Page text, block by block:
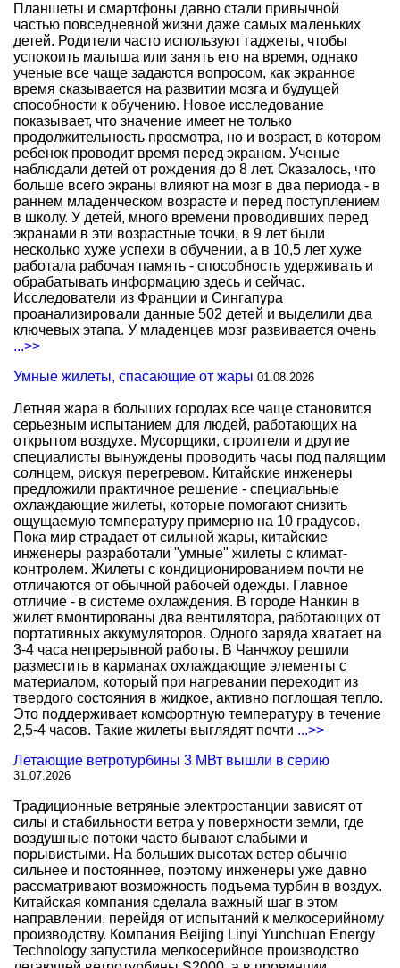
Планшеты и смартфоны давно стали привычной
частью повседневной жизни даже самых маленьких
детей. Родители часто используют гаджеты, чтобы
успокоить малыша или занять его на время, однако
ученые все чаще задаются вопросом, как экранное
время сказывается на развитии мозга и будущей
способности к обучению. Новое исследование
показывает, что значение имеет не только
продолжительность просмотра, но и возраст, в котором
ребенок проводит время перед экраном. Ученые
наблюдали детей от рождения до 8 лет. Оказалось, что
больше всего экраны влияют на мозг в два периода - в
раннем младенческом возрасте и перед поступлением
в школу. У детей, много времени проводивших перед
экранами в эти возрастные точки, в 9 лет были
несколько хуже успехи в обучении, а в 10,5 лет хуже
работала рабочая память - способность удерживать и
обрабатывать информацию здесь и сейчас.
Исследователи из Франции и Сингапура
проанализировали данные 502 детей и выделили два
ключевых этапа. У младенцев мозг развивается очень
...>>
Умные жилеты, спасающие от жары 01.08.2026
Летняя жара в больших городах все чаще становится
серьезным испытанием для людей, работающих на
открытом воздухе. Мусорщики, строители и другие
специалисты вынуждены проводить часы под палящим
солнцем, рискуя перегревом. Китайские инженеры
предложили практичное решение - специальные
охлаждающие жилеты, которые помогают снизить
ощущаемую температуру примерно на 10 градусов.
Пока мир страдает от сильной жары, китайские
инженеры разработали "умные" жилеты с климат-
контролем. Жилеты с кондиционированием почти не
отличаются от обычной рабочей одежды. Главное
отличие - в системе охлаждения. В городе Нанкин в
жилет вмонтированы два вентилятора, работающих от
портативных аккумуляторов. Одного заряда хватает на
3-4 часа непрерывной работы. В Чанчжоу решили
разместить в карманах охлаждающие элементы с
материалом, который при нагревании переходит из
твердого состояния в жидкое, активно поглощая тепло.
Это поддерживает комфортную температуру в течение
2,5-4 часов. Такие жилеты выглядят почти ...>>
Летающие ветротурбины 3 МВт вышли в серию
31.07.2026
Традиционные ветряные электростанции зависят от
силы и стабильности ветра у поверхности земли, где
воздушные потоки часто бывают слабыми и
порывистыми. На больших высотах ветер обычно
сильнее и постояннее, поэтому инженеры уже давно
рассматривают возможность подъема турбин в воздух.
Китайская компания сделала важный шаг в этом
направлении, перейдя от испытаний к мелкосерийному
производству. Компания Beijing Linyi Yunchuan Energy
Technology запустила мелкосерийное производство